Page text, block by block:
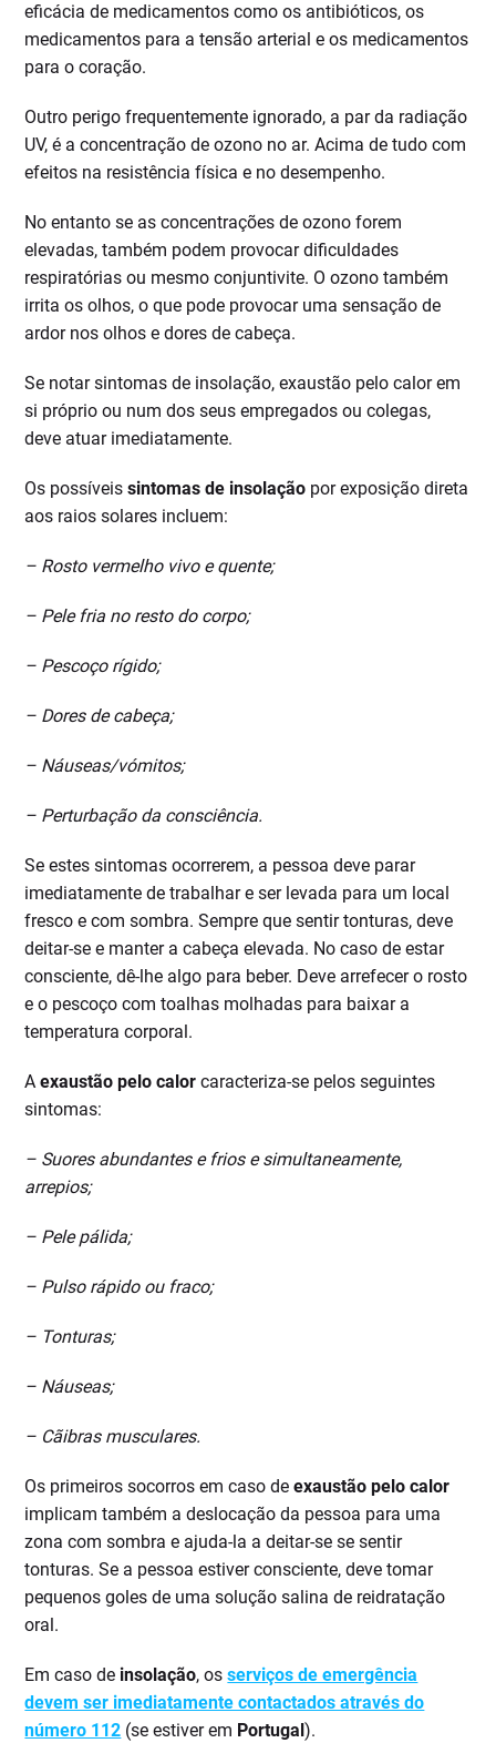
eficácia de medicamentos como os antibióticos, os
medicamentos para a tensão arterial e os medicamentos
para o coração.
Outro perigo frequentemente ignorado, a par da radiação
UV, é a concentração de ozono no ar. Acima de tudo com
efeitos na resistência física e no desempenho.
No entanto se as concentrações de ozono forem
elevadas, também podem provocar dificuldades
respiratórias ou mesmo conjuntivite. O ozono também
irrita os olhos, o que pode provocar uma sensação de
ardor nos olhos e dores de cabeça.
Se notar sintomas de insolação, exaustão pelo calor em
si próprio ou num dos seus empregados ou colegas,
deve atuar imediatamente.
Os possíveissintomas de insolação por exposição direta
aos raios solares incluem:
– Rosto vermelho vivo e quente;
– Pele fria no resto do corpo;
– Pescoço rígido;
– Dores de cabeça;
– Náuseas/vómitos;
– Perturbação da consciência.
Se estes sintomas ocorrerem, a pessoa deve parar
imediatamente de trabalhar e ser levada para um local
fresco e com sombra. Sempre que sentir tonturas, deve
deitar-se e manter a cabeça elevada. No caso de estar
consciente, dê-lhe algo para beber. Deve arrefecer o rosto
e o pescoço com toalhas molhadas para baixar a
temperatura corporal.
Aexaustão pelo calor caracteriza-se pelos seguintes
sintomas:
– Suores abundantes e frios e simultaneamente,
arrepios;
– Pele pálida;
– Pulso rápido ou fraco;
– Tonturas;
– Náuseas;
– Cãibras musculares.
Os primeiros socorros em caso deexaustão pelo calor
implicam também a deslocação da pessoa para uma
zona com sombra e ajuda-la a deitar-se se sentir
tonturas. Se a pessoa estiver consciente, deve tomar
pequenos goles de uma solução salina de reidratação
oral.
Em caso de insolação, osserviços de emergência
devem ser imediatamente contactados através do
número 112 (se estiver em Portugal).